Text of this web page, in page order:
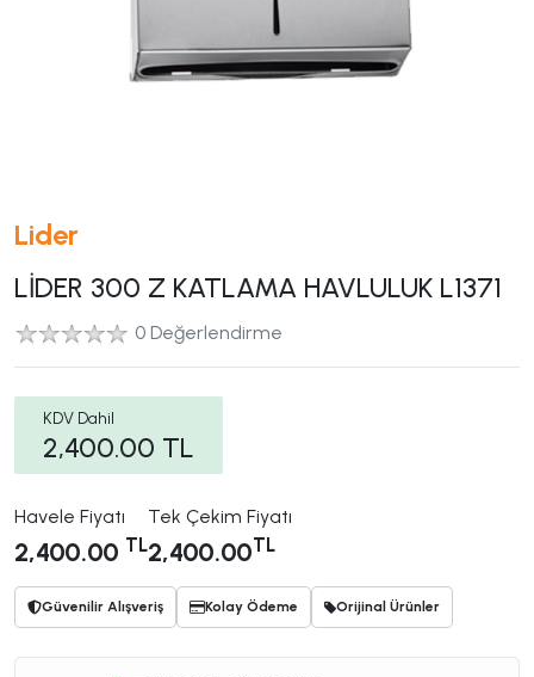
Lider
LİDER 300 Z KATLAMA HAVLULUK L1371
0 Değerlendirme
KDV Dahil
2,400.00 TL
Havele Fiyatı
2,400.00 TL
Tek Çekim Fiyatı
2,400.00TL
Güvenilir Alışveriş Kolay Ödeme Orijinal Ürünler